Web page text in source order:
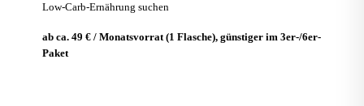
Low-Carb-Ernährung suchen
ab ca. 49 € / Monatsvorrat (1 Flasche), günstiger im 3er-/6er-
Paket